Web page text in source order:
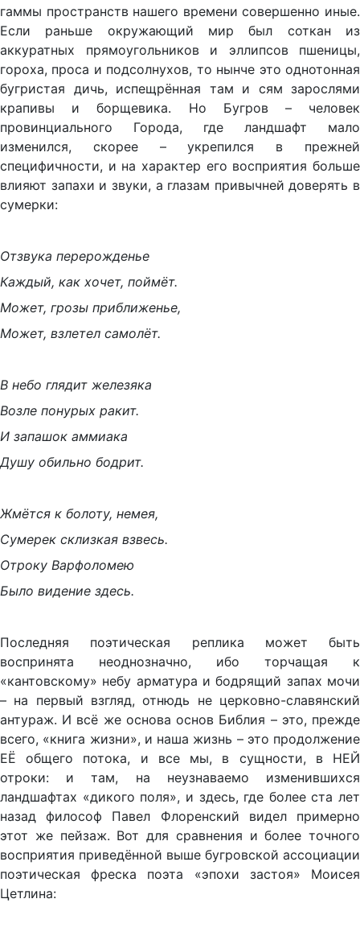
гаммы пространств нашего времени совершенно иные.
Если раньше окружающий мир был соткан из
аккуратных прямоугольников и эллипсов пшеницы,
гороха, проса и подсолнухов, то нынче это однотонная
бугристая дичь, испещрённая там и сям зарослями
крапивы и борщевика. Но Бугров – человек
провинциального Города, где ландшафт мало
изменился, скорее – укрепился в прежней
специфичности, и на характер его восприятия больше
влияют запахи и звуки, а глазам привычней доверять в
сумерки:
Отзвука перерожденье
Каждый, как хочет, поймёт.
Может, грозы приближенье,
Может, взлетел самолёт.
В небо глядит железяка
Возле понурых ракит.
И запашок аммиака
Душу обильно бодрит.
Жмётся к болоту, немея,
Сумерек склизкая взвесь.
Отроку Варфоломею
Было видение здесь.
Последняя поэтическая реплика может быть
воспринята неоднозначно, ибо торчащая к
«кантовскому» небу арматура и бодрящий запах мочи
– на первый взгляд, отнюдь не церковно-славянский
антураж. И всё же основа основ Библия – это, прежде
всего, «книга жизни», и наша жизнь – это продолжение
ЕЁ общего потока, и все мы, в сущности, в НЕЙ
отроки: и там, на неузнаваемо изменившихся
ландшафтах «дикого поля», и здесь, где более ста лет
назад философ Павел Флоренский видел примерно
этот же пейзаж. Вот для сравнения и более точного
восприятия приведённой выше бугровской ассоциации
поэтическая фреска поэта «эпохи застоя» Моисея
Цетлина: